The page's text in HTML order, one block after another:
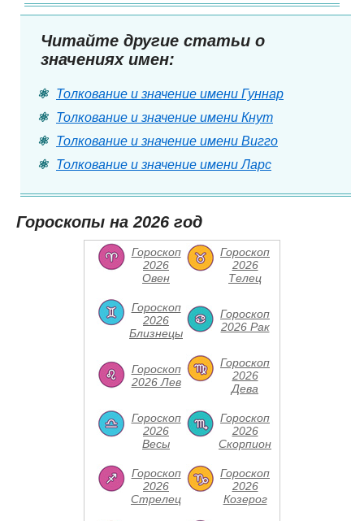
Читайте другие статьи о
значениях имен:
Толкование и значение имени Гуннар
Толкование и значение имени Кнут
Толкование и значение имени Вигго
Толкование и значение имени Ларс
Гороскопы на 2026 год
Гороскоп
2026
Овен
Гороскоп
2026
Телец
Гороскоп
2026
Близнецы
Гороскоп
2026 Рак
Гороскоп
2026 Лев
Гороскоп
2026
Дева
Гороскоп
2026
Весы
Гороскоп
2026
Скорпион
Гороскоп
2026
Стрелец
Гороскоп
2026
Козерог